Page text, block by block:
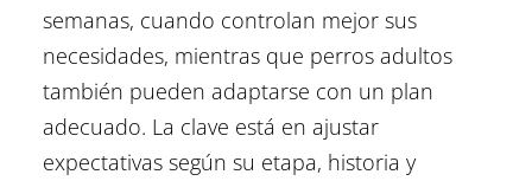
semanas, cuando controlan mejor sus
necesidades, mientras que perros adultos
también pueden adaptarse con un plan
adecuado. La clave está en ajustar
expectativas según su etapa, historia y